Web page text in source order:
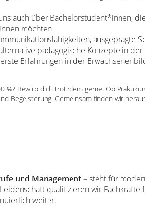
auch über Bachelorstudent*innen,
möchten
ausgeprägte
pädagogische Konzepte in der
Erfahrungen in der
%? Bewirb dich trotzdem gerne! Ob
Begeisterung. Gemeinsam finden wir
und Management– steht für
qualifizieren wir
weiter.